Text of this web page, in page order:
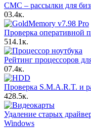
СМС – рассылки для
03.4к.
Проверка оперативной
514.1к.
Рейтинг процессоров
07.4к.
Проверка S.M.A.R.T. и
428.5к.
Удаление старых
Windows